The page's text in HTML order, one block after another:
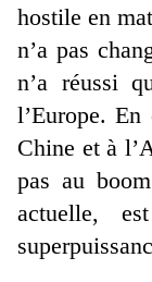
hostile en
n’a pas
n’a réussi
l’Europe. En
Chine et à
pas au
actuelle,